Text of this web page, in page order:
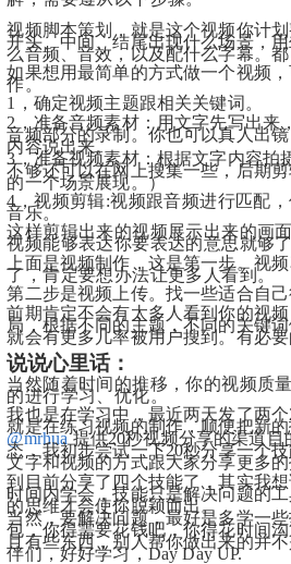
视频脚本策划，就是这个视频你计
开头、中间、结尾出现什么场景，
么音频、音效，以及配什么字幕。都
如果想用最简单的方式做一个视频
作。
1，确定视频主题跟相关关键词。
2，准备音频素材：用文字先写出来
音频部分的录制。你也可以真人出
内容说出来。
3，准备视频素材：根据文字内容拍
不够还可以在网上搜集一些，后期
的一个场景展现。）
4，视频剪辑:视频跟音频进行匹配
音乐。
这样剪辑出来的视频展示出来的画
视频能够表达你要表达的意思就够
上面是视频制作，这是第一步。 视
了，肯定要想办法让更多人看到。
第二步是视频上传。找一些适合自己
前期肯定不会有太多人看到你的视
局，根据不同的主题，不同的关键
就会有更多几率被用户搜到。有必
说说心里话：
当然随着时间的推移，你的视频质
的进行学习、优化。
我也是在学习中，最近两天发了两个
就是在练习视频的制作，顺便把新
@mrhua 提供20秒视频分享的渠道目
态，我初步尝试一下20秒分享一个
文字和视频的方式跟大家分享更多
到目前分享了四个技能了，其实我
时间内学会，技能只是解决问题的
的思维才会使你脱颖而出。
当然，要解决问题，最好是多学一
包，你得需要花钱吧，你得花时间
且有些东西，别人帮你做出来的并
伴们，好好学习，Day Day UP.